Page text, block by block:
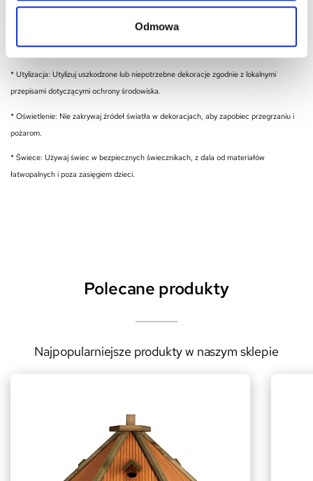
Odmowa
zapobiec uszkodzeniom i zagrożeniom.
* Czyszczenie: Czyść dekoracje zgodnie z zaleceniami producenta, aby uniknąć
uszkodzeń i zachować ich bezpieczeństwo.
* Utylizacja: Utylizuj uszkodzone lub niepotrzebne dekoracje zgodnie z lokalnymi
przepisami dotyczącymi ochrony środowiska.
* Oświetlenie: Nie zakrywaj źródeł światła w dekoracjach, aby zapobiec przegrzaniu i
pożarom.
* Świece: Używaj świec w bezpiecznych świecznikach, z dala od materiałów
łatwopalnych i poza zasięgiem dzieci.
Polecane produkty
Najpopularniejsze produkty w naszym sklepie